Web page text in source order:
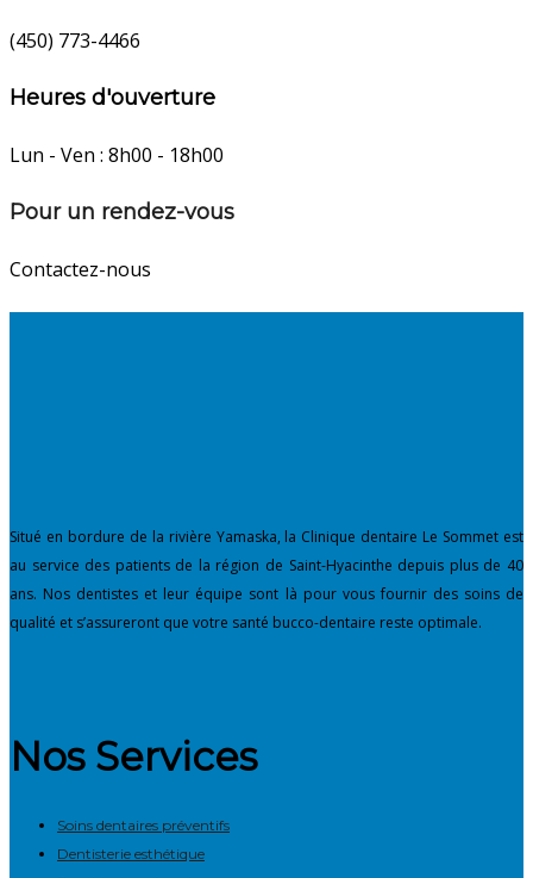
(450) 773-4466
Heures d'ouverture
Lun - Ven : 8h00 - 18h00
Pour un rendez-vous
Contactez-nous
Situé en bordure de la rivière Yamaska, la Clinique dentaire Le Sommet est
au service des patients de la région de Saint-Hyacinthe depuis plus de 40
ans. Nos dentistes et leur équipe sont là pour vous fournir des soins de
qualité et s’assureront que votre santé bucco-dentaire reste optimale.
Nos Services
Soins dentaires préventifs
Dentisterie esthétique